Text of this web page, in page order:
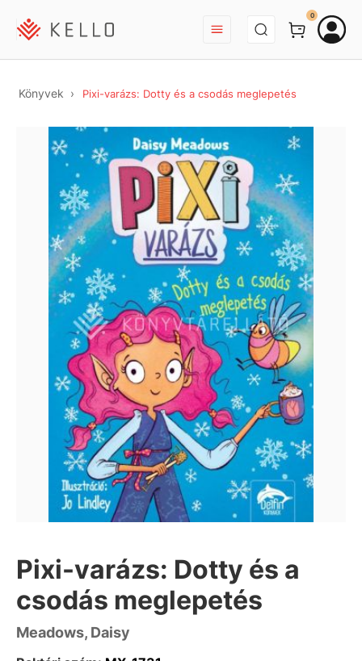
BEJELENTKEZÉS
0
Könyvek Pixi-varázs: Dotty és a csodás meglepetés
Pixi-varázs: Dotty és a
csodás meglepetés
Meadows, Daisy